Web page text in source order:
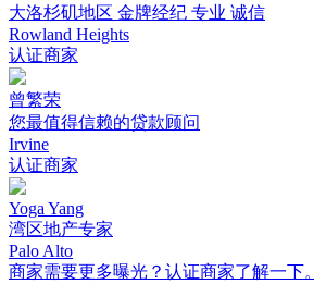
大洛杉矶地区 金牌经纪 专业 诚信
Rowland Heights
认证商家
曾繁荣
您最值得信赖的贷款顾问
Irvine
认证商家
Yoga Yang
湾区地产专家
Palo Alto
商家需要更多曝光？认证商家了解一下。